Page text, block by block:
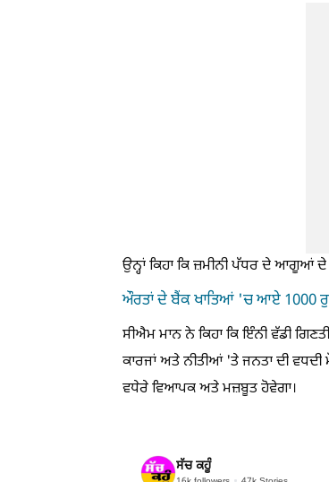
ਉਨ੍ਹਾਂ ਕਿਹਾ ਕਿ ਜ਼ਮੀਨੀ ਪੱਧਰ ਦੇ ਆਗੂਆਂ
ਔਰਤਾਂ ਦੇ ਬੈਂਕ ਖਾਤਿਆਂ 'ਚ ਆਏ 1000
ਸੀਐਮ ਮਾਨ ਨੇ ਕਿਹਾ ਕਿ ਇੰਨੀ ਵੱਡੀ
ਕਾਰਜਾਂ ਅਤੇ ਨੀਤੀਆਂ 'ਤੇ ਜਨਤਾ ਦੀ
ਵਧੇਰੇ ਵਿਆਪਕ ਅਤੇ ਮਜ਼ਬੂਤ ਹੋਵੇਗਾ।
ਸੱਚ ਕਹੂੰ